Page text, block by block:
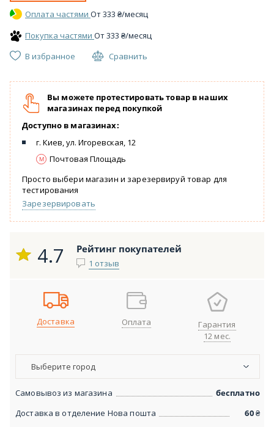
Оплата частями От333 ₴/месяц
Покупка частями От333 ₴/месяц
В избранное
Сравнить
Вы можете протестировать товар в наших
магазинах перед покупкой
Доступно в магазинах:
г. Киев, ул. Игоревская, 12
Почтовая Площадь
Просто выбери магазин и зарезервируй товар для
тестирования
Зарезервировать
4.7 Рейтинг покупателей
1 отзыв
Доставка Оплата
Гарантия
12 мес.
Выберите город
Самовывоз из магазина
бесплатно
Доставка в отделение Нова пошта
60₴